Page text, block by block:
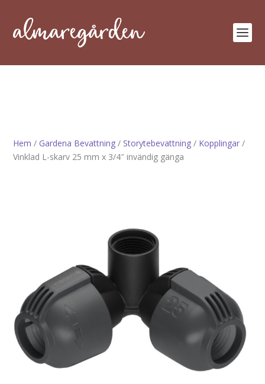
Hem / Gardena Bevattning / Storytebevattning / Kopplingar /
Vinklad L-skarv 25 mm x 3/4″ invändig gänga